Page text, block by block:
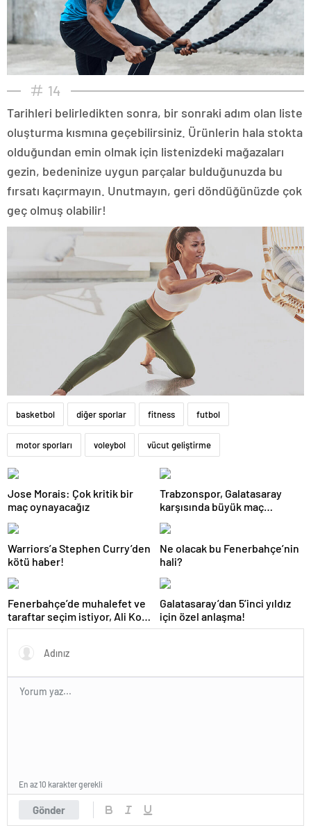
14
Tarihleri belirledikten sonra, bir sonraki adım olan liste
oluşturma kısmına geçebilirsiniz. Ürünlerin hala stokta
olduğundan emin olmak için listenizdeki mağazaları
gezin, bedeninize uygun parçalar bulduğunuzda bu
fırsatı kaçırmayın. Unutmayın, geri döndüğünüzde çok
geç olmuş olabilir!
basketbol diğer sporlar fitness futbol
motor sporları voleybol vücut geliştirme
Jose Morais: Çok kritik bir
maç oynayacağız
Trabzonspor, Galatasaray
karşısında büyük maç
Warriors’a Stephen Curry’den
kötü haber!
Ne olacak bu Fenerbahçe’nin
hali?
Fenerbahçe’de muhalefet ve
taraftar seçim istiyor, Ali Koç
yönetimi kararını verdi
Galatasaray’dan 5’inci yıldız
için özel anlaşma!
Gönder
En az 10 karakter gerekli